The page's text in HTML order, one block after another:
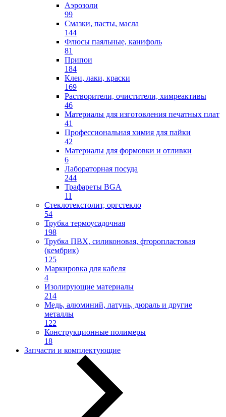
Аэрозоли
99
Смазки, пасты, масла
144
Флюсы паяльные, канифоль
81
Припои
184
Клеи, лаки, краски
169
Растворители, очистители, химреактивы
46
Материалы для изготовления печатных плат
41
Профессиональная химия для пайки
42
Материалы для формовки и отливки
6
Лабораторная посуда
244
Трафареты BGA
11
Стеклотекстолит, оргстекло
54
Трубка термоусадочная
198
Трубка ПВХ, силиконовая, фторопластовая
(кембрик)
125
Маркировка для кабеля
4
Изолирующие материалы
214
Медь, алюминий, латунь, дюраль и другие
металлы
122
Конструкционные полимеры
18
Запчасти и комплектующие